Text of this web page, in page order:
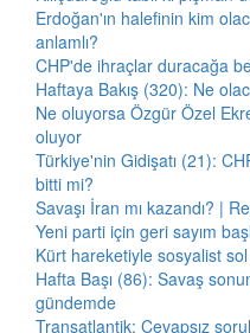
Erdoğan'ın halefinin kim
anlamlı?
CHP'de ihraçlar duracağa
Haftaya Bakış (320): Ne
Ne oluyorsa Özgür Özel
oluyor
Türkiye'nin Gidişatı (21):
bitti mi?
Savaşı İran mı kazandı? |
Yeni parti için geri sayım
Kürt hareketiyle sosyalist sol
Hafta Başı (86): Savaş
gündemde
Transatlantik: Cevapsız